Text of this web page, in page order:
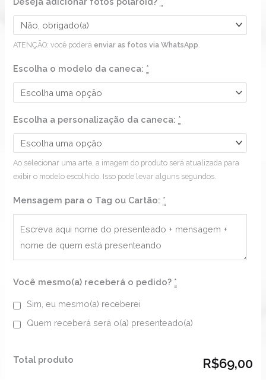
ATENÇÃO: você poderáenviar as fotos via WhatsApp.
Escolha o modelo da caneca: *
Escolha a personalização da caneca: *
Ao selecionar uma arte, a imagem do produto será atualizada para
exibir o modelo escolhido. Isso pode levar alguns segundos.
Mensagem para o Tag ou Cartão: *
Você mesmo(a) receberá o pedido? *
Sim, eu mesmo(a) receberei
Quem receberá será o(a) presenteado(a)
Total produto R$69,00